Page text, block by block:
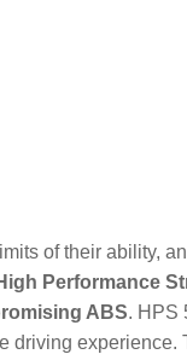
of their ability,
Performance
ABS. HPS
driving